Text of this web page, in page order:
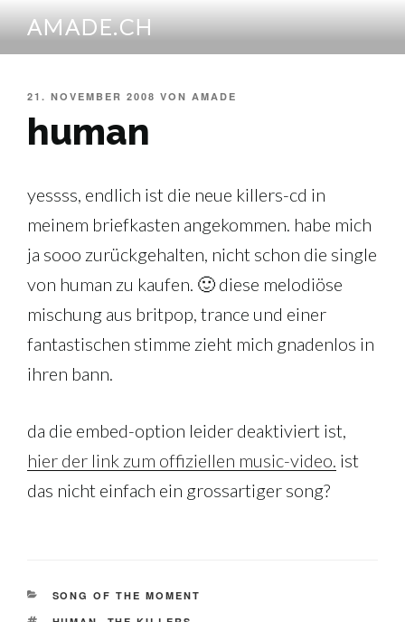
Inhalt
springen
AMADE.CH
VERÖFFENTLICHT
21. NOVEMBER 2008 VON AMADE
human
yessss, endlich ist die neue killers-cd in
meinem briefkasten angekommen. habe mich
ja sooo zurückgehalten, nicht schon die single
von human zu kaufen. 🙂 diese melodiöse
mischung aus britpop, trance und einer
fantastischen stimme zieht mich gnadenlos in
ihren bann.
da die embed-option leider deaktiviert ist,
hier der link zum offiziellen music-video. ist
das nicht einfach ein grossartiger song?
KATEGORIEN
SONG OF THE MOMENT